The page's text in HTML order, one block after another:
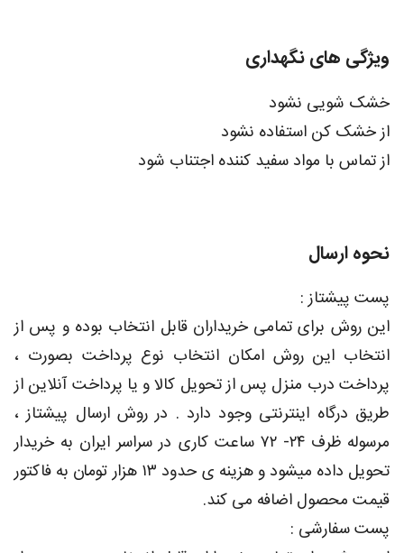
ویژگی های نگهداری
خشک شویی نشود
از خشک کن استفاده نشود
از تماس با مواد سفید کننده اجتناب شود
نحوه ارسال
پست پیشتاز :
این روش برای تمامی خریداران قابل انتخاب بوده و پس از
انتخاب این روش امکان انتخاب نوع پرداخت بصورت ،
پرداخت درب منزل پس از تحویل کالا و یا پرداخت آنلاین از
طریق درگاه اینترنتی وجود دارد . در روش ارسال پیشتاز ،
مرسوله ظرف ۲۴- ۷۲ ساعت کاری در سراسر ایران به خریدار
تحویل داده میشود و هزینه ی حدود ۱۳ هزار تومان به فاکتور
قیمت محصول اضافه می کند.
پست سفارشی :